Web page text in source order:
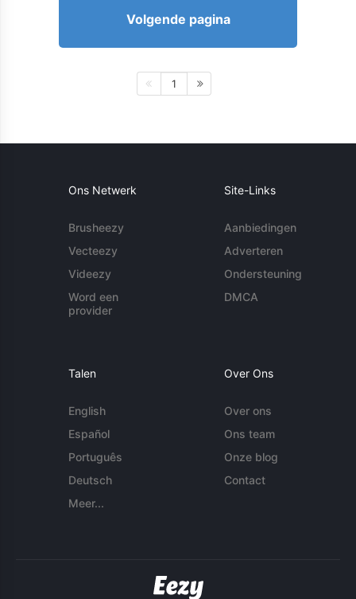
Volgende pagina
1
Ons Netwerk
Brusheezy
Vecteezy
Videezy
Word een
provider
Site-Links
Aanbiedingen
Adverteren
Ondersteuning
DMCA
Talen
English
Español
Português
Deutsch
Meer...
Over Ons
Over ons
Ons team
Onze blog
Contact